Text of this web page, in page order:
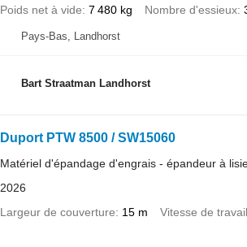
Poids net à vide 7 480 kg Nombre d'essieux
Pays-Bas, Landhorst
Bart Straatman Landhorst
Duport PTW 8500 / SW15060
Matériel d'épandage d'engrais - épandeur à
2026
Largeur de couverture
15 m Vitesse de travail